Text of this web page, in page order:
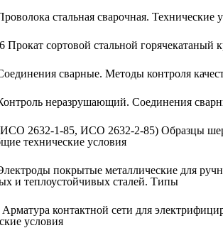
стальная сварочная. Технические
сортовой стальной горячекатаный
сварные. Методы контроля
неразрушающий. Соединения
2632-1-85, ИСО 2632-2-85) Образцы
технические условия
покрытые металлические для
и теплоустойчивых сталей. Типы
контактной сети для
условия